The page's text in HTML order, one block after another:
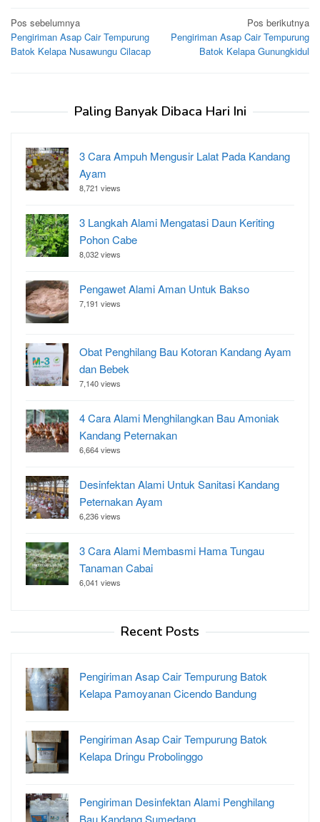
Navigasi
pos
Pos sebelumnya
Pengiriman Asap Cair Tempurung
Batok Kelapa Nusawungu Cilacap
Pos berikutnya
Pengiriman Asap Cair Tempurung
Batok Kelapa Gunungkidul
Paling Banyak Dibaca Hari Ini
3 Cara Ampuh Mengusir Lalat Pada Kandang
Ayam
8,721 views
3 Langkah Alami Mengatasi Daun Keriting
Pohon Cabe
8,032 views
Pengawet Alami Aman Untuk Bakso
7,191 views
Obat Penghilang Bau Kotoran Kandang Ayam
dan Bebek
7,140 views
4 Cara Alami Menghilangkan Bau Amoniak
Kandang Peternakan
6,664 views
Desinfektan Alami Untuk Sanitasi Kandang
Peternakan Ayam
6,236 views
3 Cara Alami Membasmi Hama Tungau
Tanaman Cabai
6,041 views
Recent Posts
Pengiriman Asap Cair Tempurung Batok
Kelapa Pamoyanan Cicendo Bandung
Pengiriman Asap Cair Tempurung Batok
Kelapa Dringu Probolinggo
Pengiriman Desinfektan Alami Penghilang
Bau Kandang Sumedang